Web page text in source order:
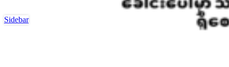
Sidebar